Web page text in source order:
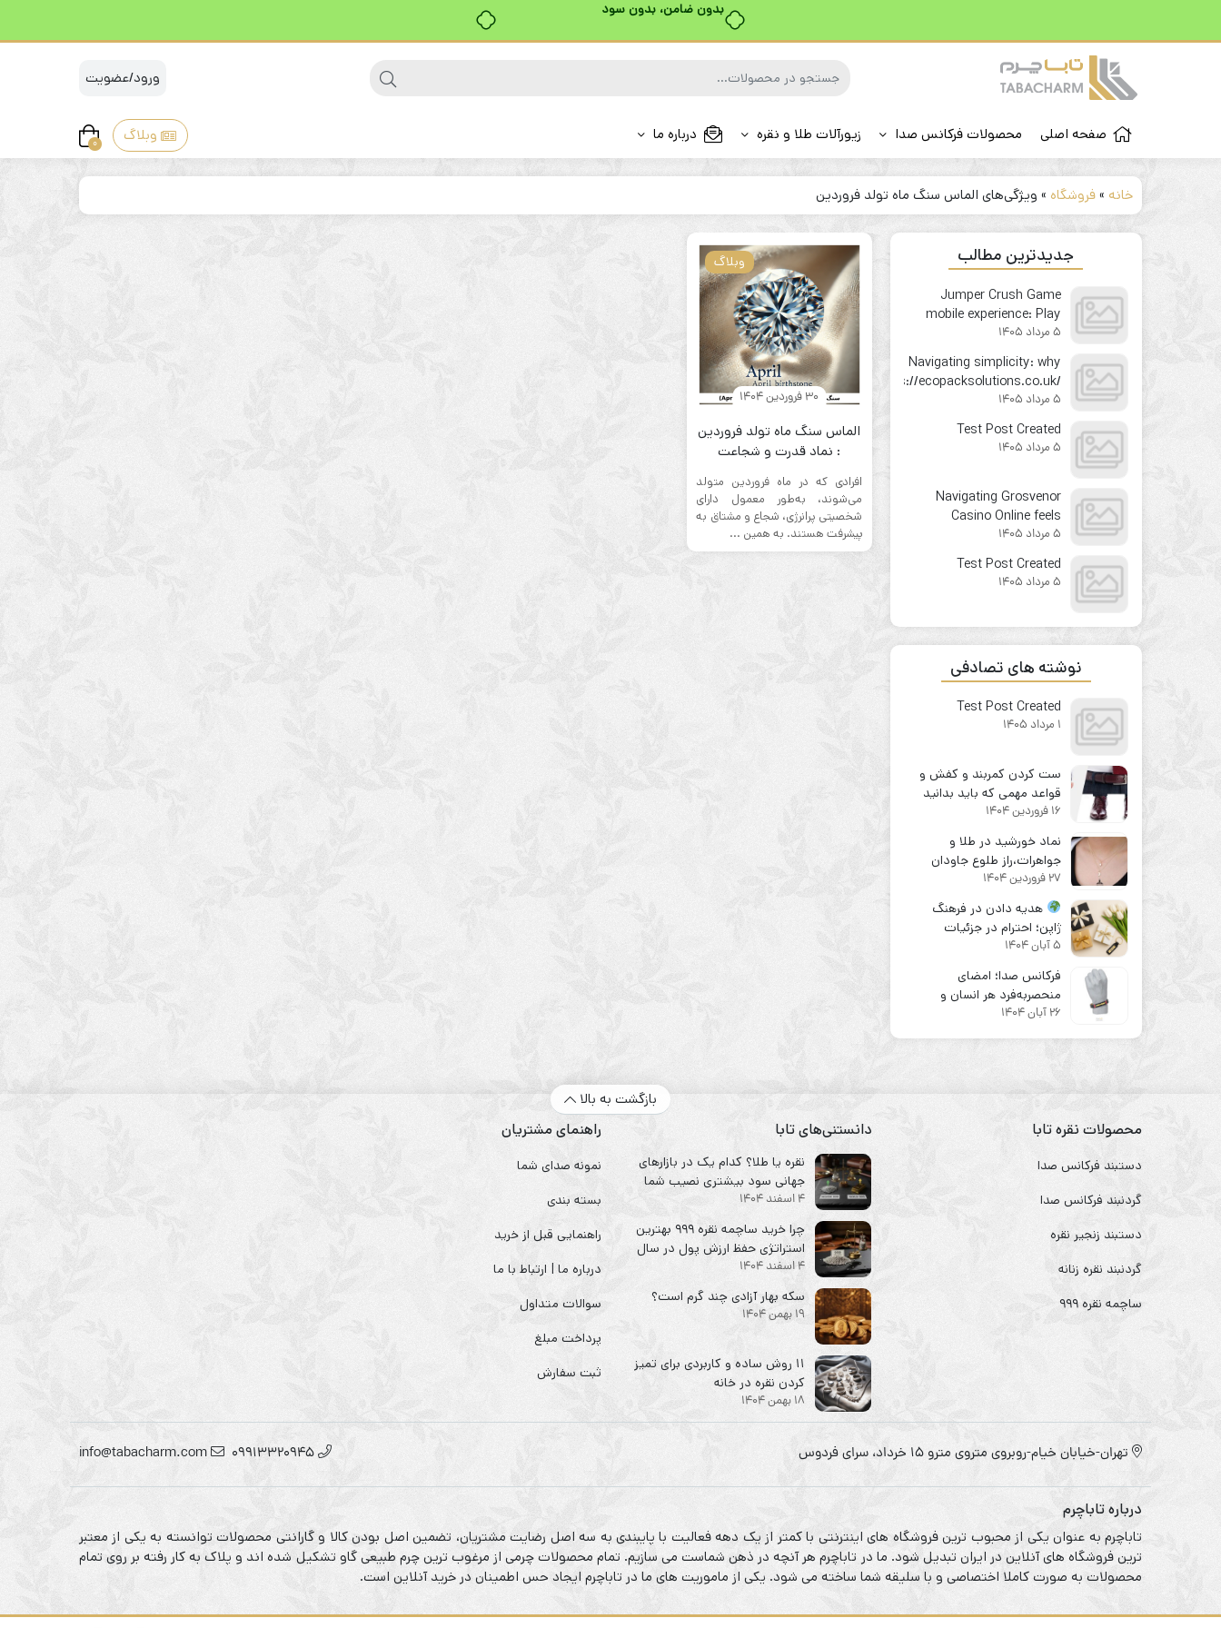
بدون ضامن، بدون سود
ورود/عضویت
صفحه اصلی محصولات فرکانس صدا زیورآلات طلا و نقره درباره ما وبلاگ 0
خانه »فروشگاه » ویژگی‌های الماس سنگ ماه تولد فروردین
وبلاگ
30 فروردین 1404
الماس سنگ ماه تولد فروردین
: نماد قدرت و شجاعت
افرادی که در ماه فروردین متولد
می‌شوند، به‌طور معمول دارای
شخصیتی پرانرژی، شجاع و مشتاق به
پیشرفت هستند. به همین ...
جدیدترین مطالب
Jumper Crush Game
mobile experience: Play
your favorite instant win
game on the go
5 مرداد 1405
Navigating simplicity: why
https://ecopacksolutions.co.uk/
feels like second nature
from the first click
5 مرداد 1405
Test Post Created
5 مرداد 1405
Navigating Grosvenor
Casino Online feels
surprisingly
straightforward for
newcomers
5 مرداد 1405
Test Post Created
5 مرداد 1405
نوشته های تصادفی
Test Post Created
1 مرداد 1405
ست کردن کمربند و کفش و
قواعد مهمی که باید بدانید
16 فروردین 1404
نماد خورشید در طلا و
جواهرات،راز طلوع جاودان
27 فروردین 1404
هدیه دادن در فرهنگ
ژاپن؛ احترام در جزئیات
5 آبان 1404
فرکانس صدا؛ امضای
منحصر‌به‌فرد هر انسان و
الهام‌بخش زیورآلات طلا و نقره
26 آبان 1404
بازگشت به بالا
محصولات نقره تابا
دستبند فرکانس صدا
گردنبند فرکانس صدا
دستبند زنجیر نقره
گردنبند نقره زنانه
ساچمه نقره ۹۹۹
دانستنی‌های تابا
نقره یا طلا؟ کدام یک در بازارهای
جهانی سود بیشتری نصیب شما
می‌کند؟
4 اسفند 1404
چرا خرید ساچمه نقره ۹۹۹ بهترین
استراتژی حفظ ارزش پول در سال
۱۴۰۴ است؟
4 اسفند 1404
سکه‌ بهار آزادی چند گرم است؟
19 بهمن 1404
۱۱ روش ساده و کاربردی برای تمیز
کردن نقره در خانه
18 بهمن 1404
راهنمای مشتریان
نمونه صدای شما
بسته بندی
راهنمایی قبل از خرید
درباره ما | ارتباط با ما
سوالات متداول
پرداخت مبلغ
ثبت سفارش
تهران-خیابان خیام-روبروی متروی مترو ۱۵ خرداد، سرای فردوس 09913320945
info@tabacharm.com
درباره تاباچرم
تاباچرم به عنوان یکی از محبوب ترین فروشگاه های اینترنتی با کمتر از یک دهه فعالیت با پایبندی به سه اصل رضایت مشتریان، تضمین اصل بودن کالا و گارانتی محصولات توانسته به یکی از معتبر
ترین فروشگاه های آنلاین در ایران تبدیل شود. ما در تاباچرم هر آنچه در ذهن شماست می سازیم. تمام محصولات چرمی از مرغوب ترین چرم طبیعی گاو تشکیل شده اند و پلاک به کار رفته بر روی تمام
محصولات به صورت کاملا اختصاصی و با سلیقه شما ساخته می شود. یکی از ماموریت های ما در تاباچرم ایجاد حس اطمینان در خرید آنلاین است.